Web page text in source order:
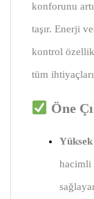
konforunu
taşır. Enerji
kontrol
tüm
Öne
hacimli